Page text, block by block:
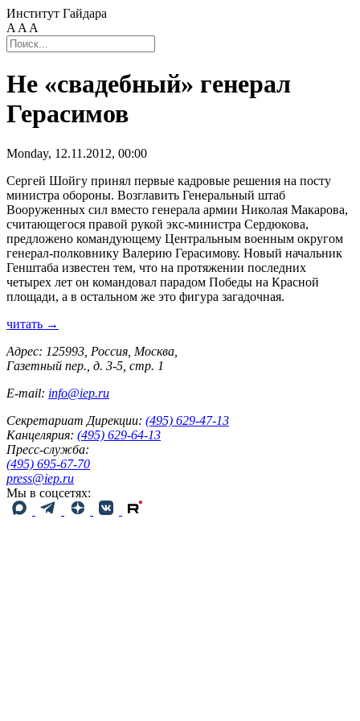
Институт Гайдара
A A A
Не «свадебный» генерал
Герасимов
Monday, 12.11.2012, 00:00
Сергей Шойгу принял первые кадровые решения на посту
министра обороны. Возглавить Генеральный штаб
Вооруженных сил вместо генерала армии Николая Макарова,
считающегося правой рукой экс-министра Сердюкова,
предложено командующему Центральным военным округом
генерал-полковнику Валерию Герасимову. Новый начальник
Генштаба известен тем, что на протяжении последних
четырех лет он командовал парадом Победы на Красной
площади, а в остальном же это фигура загадочная.
читать →
Адрес: 125993, Россия, Москва,
Газетный пер., д. 3-5, стр. 1
E-mail: info@iep.ru
Секретариат Дирекции: (495) 629-47-13
Канцелярия: (495) 629-64-13
Пресс-служба:
(495) 695-67-70
press@iep.ru
Мы в соцсетях: